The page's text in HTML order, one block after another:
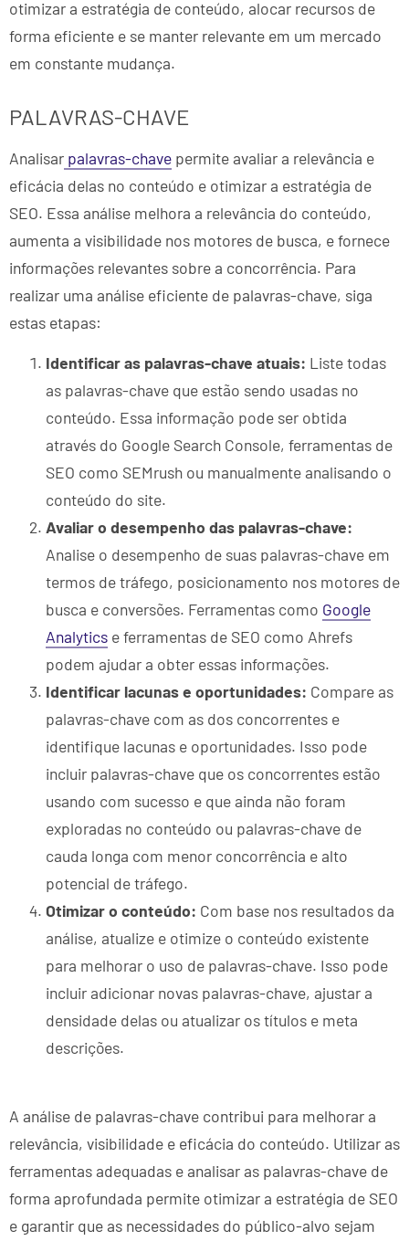
otimizar a estratégia de conteúdo, alocar recursos de
forma eficiente e se manter relevante em um mercado
em constante mudança.
PALAVRAS-CHAVE
Analisar palavras-chave permite avaliar a relevância e
eficácia delas no conteúdo e otimizar a estratégia de
SEO. Essa análise melhora a relevância do conteúdo,
aumenta a visibilidade nos motores de busca, e fornece
informações relevantes sobre a concorrência. Para
realizar uma análise eficiente de palavras-chave, siga
estas etapas:
Identificar as palavras-chave atuais: Liste todas
as palavras-chave que estão sendo usadas no
conteúdo. Essa informação pode ser obtida
através do Google Search Console, ferramentas de
SEO como SEMrush ou manualmente analisando o
conteúdo do site.
Avaliar o desempenho das palavras-chave:
Analise o desempenho de suas palavras-chave em
termos de tráfego, posicionamento nos motores de
busca e conversões. Ferramentas como Google
Analytics e ferramentas de SEO como Ahrefs
podem ajudar a obter essas informações.
Identificar lacunas e oportunidades: Compare as
palavras-chave com as dos concorrentes e
identifique lacunas e oportunidades. Isso pode
incluir palavras-chave que os concorrentes estão
usando com sucesso e que ainda não foram
exploradas no conteúdo ou palavras-chave de
cauda longa com menor concorrência e alto
potencial de tráfego.
Otimizar o conteúdo: Com base nos resultados da
análise, atualize e otimize o conteúdo existente
para melhorar o uso de palavras-chave. Isso pode
incluir adicionar novas palavras-chave, ajustar a
densidade delas ou atualizar os títulos e meta
descrições.
A análise de palavras-chave contribui para melhorar a
relevância, visibilidade e eficácia do conteúdo. Utilizar as
ferramentas adequadas e analisar as palavras-chave de
forma aprofundada permite otimizar a estratégia de SEO
e garantir que as necessidades do público-alvo sejam